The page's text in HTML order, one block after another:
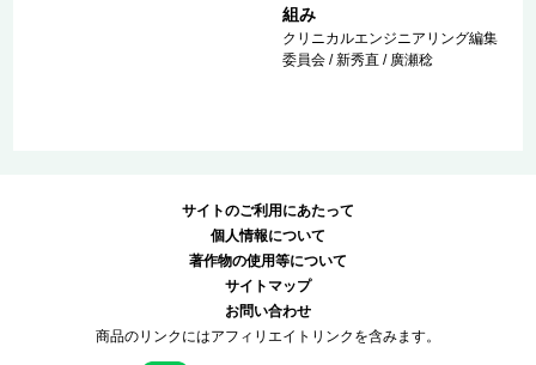
組み
クリニカルエンジニアリング編集
委員会 / 新秀直 / 廣瀬稔
サイトのご利用にあたって
個人情報について
著作物の使用等について
サイトマップ
お問い合わせ
商品のリンクにはアフィリエイトリンクを含みます。